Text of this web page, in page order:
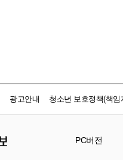
광고안내 청소년 보호정책(책임
PC버전